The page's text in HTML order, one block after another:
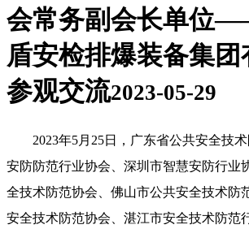
会常务副会长单位
盾安检排爆装备集团
参观交流2023-05-29
2023年5月25日，广东省公共安全技
安防防范行业协会、深圳市智慧安防行业
全技术防范协会、佛山市公共安全技术防
安全技术防范协会、湛江市安全技术防范